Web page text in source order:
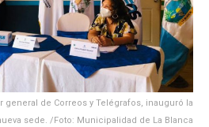
general de Correos y Telégrafos, inauguró la
sede. /Foto: Municipalidad de La Blanca